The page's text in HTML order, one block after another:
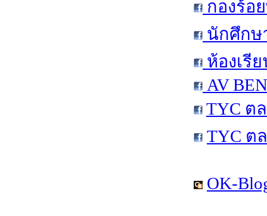
กองร้อ
นักศึกษ
ห้องเรี
AV
TYC ต
TYC ต
OK-